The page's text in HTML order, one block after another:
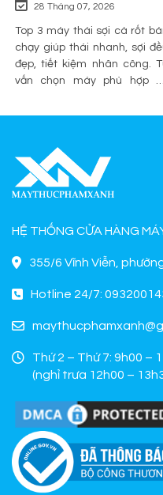
28 Tháng 07, 2026
Top 3 máy thái sợi cà rốt
chạy giúp thái nhanh, sợi
đẹp, tiết kiệm nhân công.
vấn chọn máy phù hợp và
Phẩm Xanh.
HỆ THỐNG CỬA HÀNG
355/6 Vĩnh Viễn,
Hotline 24/7:
Thứ 2 – Thứ 7: 9h00 –
(nghỉ trưa 12h00 –